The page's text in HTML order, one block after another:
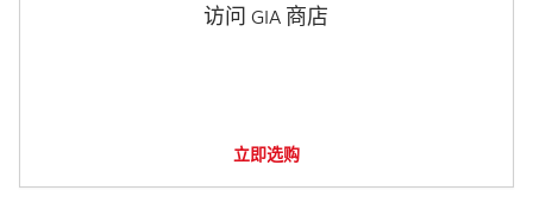
访问 GIA 商店
立即选购